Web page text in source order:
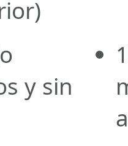
y sin